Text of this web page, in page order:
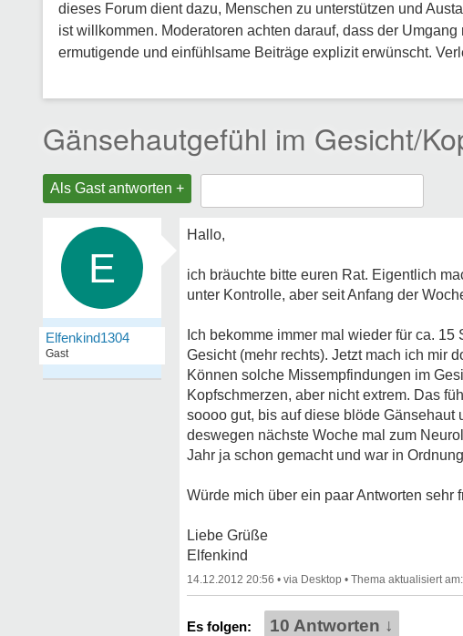
dieses Forum dient dazu, Menschen zu unterstützen und
ist willkommen. Moderatoren achten darauf, dass der
ermutigende und einfühlsame Beiträge explizit erwünscht.
Gänsehautgefühl im Gesicht/
Als Gast antworten +
E
Elfenkind1304
Gast
Hallo,
ich bräuchte bitte euren Rat. Eigentlich
unter Kontrolle, aber seit Anfang der
Ich bekomme immer mal wieder für ca.
Gesicht (mehr rechts). Jetzt mach ich mir
Können solche Missempfindungen im
Kopfschmerzen, aber nicht extrem. Das
soooo gut, bis auf diese blöde Gänsehaut
deswegen nächste Woche mal zum
Jahr ja schon gemacht und war in
Würde mich über ein paar Antworten sehr
Liebe Grüße
Elfenkind
14.12.2012 20:56 • •
10 Antworten ↓